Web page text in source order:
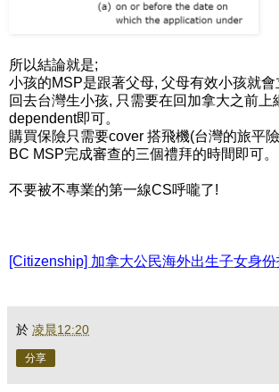
所以結論就是;
小孩的MSP是跟著父母, 父母有效小孩就會
回去台灣生小孩, 只需要在回加拿大之前上
dependent即可。
購買保險只需要cover 搭飛機(台灣的旅平
BC MSP完成審查的三個禮拜的時間即可。
不要被不專業的第一線CS呼嚨了!
[Citizenship] 加拿大公民海外出生子女身
於 凌晨12:20
分享